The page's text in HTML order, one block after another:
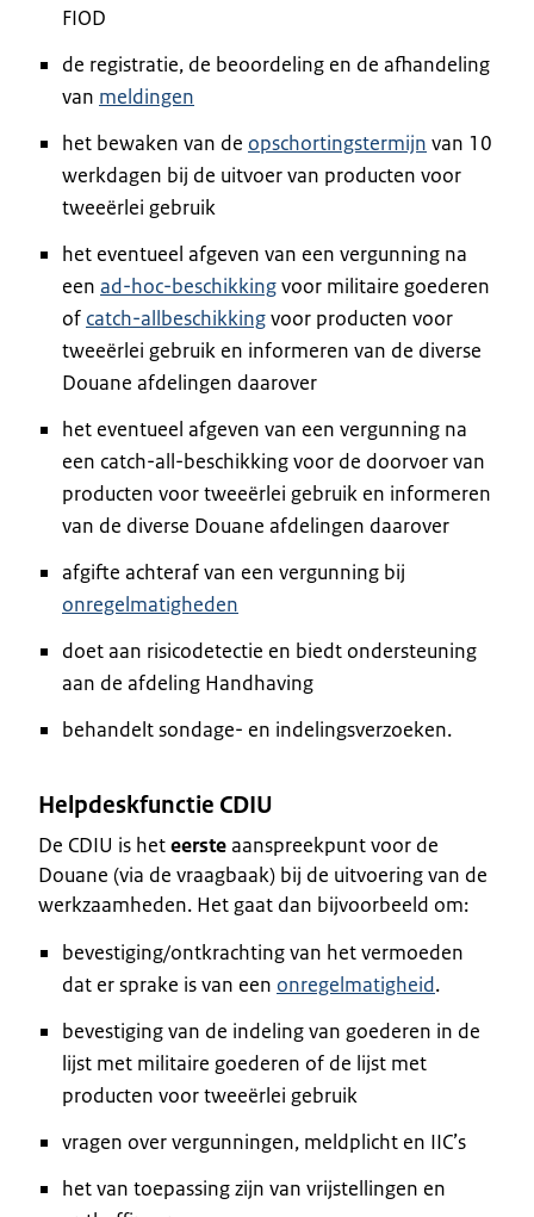
FIOD
de registratie, de beoordeling en de afhandeling
van meldingen
het bewaken van de opschortingstermijn van 10
werkdagen bij de uitvoer van producten voor
tweeërlei gebruik
het eventueel afgeven van een vergunning na
een ad-hoc-beschikkingvoor militaire goederen
of catch-allbeschikkingvoor producten voor
tweeërlei gebruik en informeren van de diverse
Douane afdelingen daarover
het eventueel afgeven van een vergunning na
een catch-all-beschikking voor de doorvoer van
producten voor tweeërlei gebruik en informeren
van de diverse Douane afdelingen daarover
afgifte achteraf van een vergunning bij
onregelmatigheden
doet aan risicodetectie en biedt ondersteuning
aan de afdeling Handhaving
behandelt sondage- en indelingsverzoeken.
Helpdeskfunctie CDIU
De CDIU is heteersteaanspreekpunt voor de
Douane (via de vraagbaak) bij de uitvoering van de
werkzaamheden. Het gaat dan bijvoorbeeld om:
bevestiging/ontkrachting van het vermoeden
dat er sprake is van een onregelmatigheid.
bevestiging van de indeling van goederen in de
lijst met militaire goederen of de lijst met
producten voor tweeërlei gebruik
vragen over vergunningen, meldplicht en IIC’s
het van toepassing zijn van vrijstellingen en